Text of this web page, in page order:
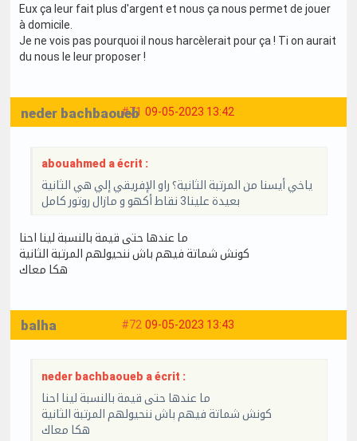
Eux ça leur fait plus d'argent et nous ça nous permet de jouer
à domicile.
Je ne vois pas pourquoi il nous harcèlerait pour ça ! Ti on aurait
du nous le leur proposer !
#71 09-05-2023 13:42
neder bachbaoueb
abouahmed a écrit :
ياخي أيسنا من المرتبة الثانية؟ راو الإفريقي إلي هي الثانية
بعيدة علينا3 نقاط أكهو و مازال روتور كامل
ما عندها حتى قيمة بالنسبة لينا احنا
كونش شماتة فيهم باش ننحيولهم المرتبة الثانية
هكا معاك
#72 09-05-2023 13:43
balha
neder bachbaoueb a écrit :
ما عندها حتى قيمة بالنسبة لينا احنا
كونش شماتة فيهم باش ننحيولهم المرتبة الثانية
هكا معاك